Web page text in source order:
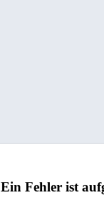
Ein Fehler ist